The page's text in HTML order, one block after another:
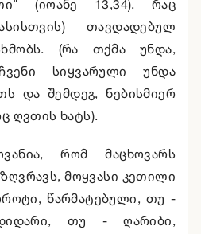
(იოანე 13,34), რაც
თავდადებულ
(რა თქმა უნდა,
სიყვარული უნდა
და შემდეგ, ნებისმიერ
ღვთის ხატს).
რომ მაცხოვარს
მოყვასი კეთილი
წარმატებული, თუ -
თუ - ღარიბი,